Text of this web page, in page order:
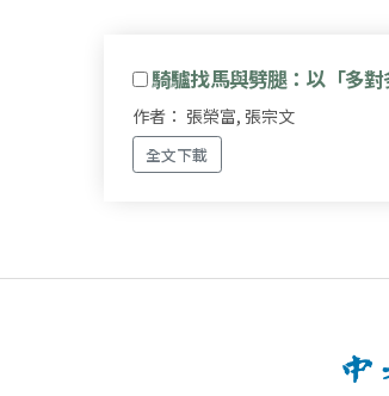
騎驢找馬與劈腿：以「多
作者： 張榮富, 張宗文
全文下載